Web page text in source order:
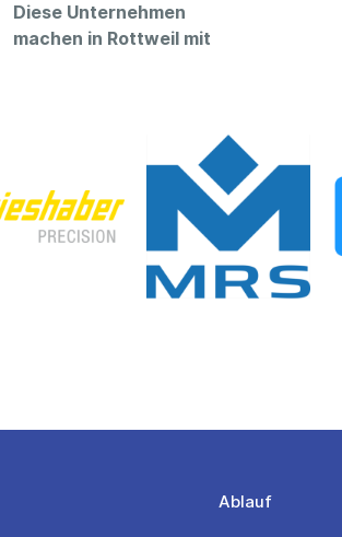
Diese Unternehmen
machen in Rottweil mit
Ablauf